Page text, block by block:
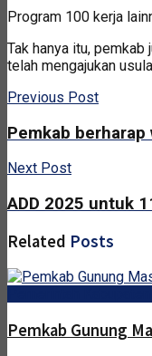
Program 100 kerja
Tak hanya itu,
telah mengajukan
Previous Post
Pemkab
Next Post
ADD 2025 untuk
Related Posts
Pemkab Gunung